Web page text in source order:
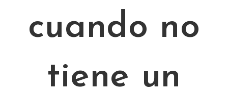
cuando no
tiene un